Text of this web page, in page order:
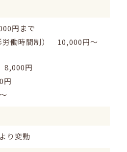
円まで
労働時間制） 10,000円～
8,000円
円
り変動